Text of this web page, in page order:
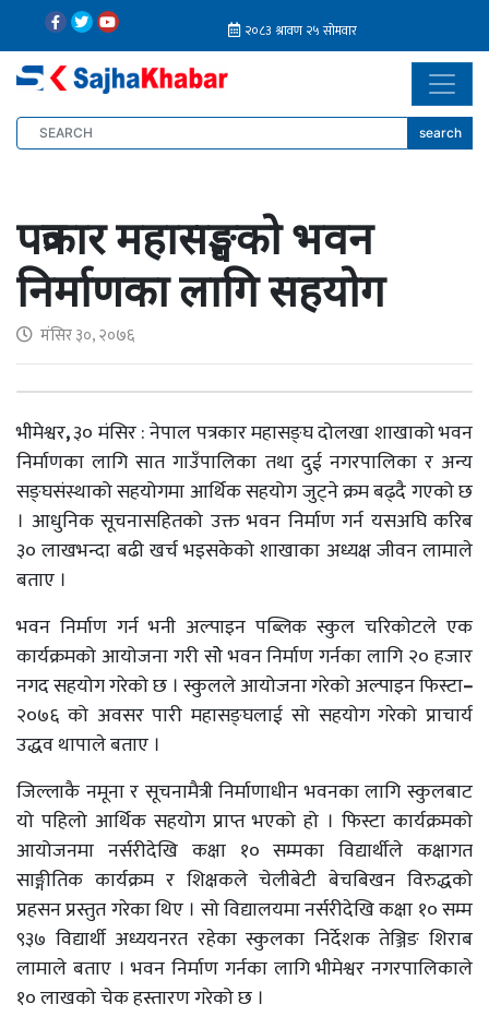
search
पत्रकार महासङ्घको भवन
निर्माणका लागि सहयोग
मंसिर ३०, २०७६
भीमेश्वर,३० मंसिर : नेपाल पत्रकार महासङ्घ दोलखा शाखाको भवन
निर्माणका लागि सात गाउँपालिका तथा दुई नगरपालिका र अन्य
सङ्घसंस्थाको सहयोगमा आर्थिक सहयोग जुट्ने क्रम बढ्दै गएको छ
। आधुनिक सूचनासहितको उक्त भवन निर्माण गर्न यसअघि करिब
३० लाखभन्दा बढी खर्च भइसकेको शाखाका अध्यक्ष जीवन लामाले
बताए ।
भवन निर्माण गर्न भनी अल्पाइन पब्लिक स्कुल चरिकोटले एक
कार्यक्रमको आयोजना गरी सोे भवन निर्माण गर्नका लागि २० हजार
नगद सहयोग गरेको छ । स्कुलले आयोजना गरेको अल्पाइन फिस्टा–
२०७६ को अवसर पारी महासङ्घलाई सो सहयोग गरेको प्राचार्य
उद्धव थापाले बताए ।
जिल्लाकै नमूना र सूचनामैत्री निर्माणाधीन भवनका लागि स्कुलबाट
यो पहिलो आर्थिक सहयोग प्राप्त भएको हो । फिस्टा कार्यक्रमको
आयोजनमा नर्सरीदेखि कक्षा १० सम्मका विद्यार्थीले कक्षागत
साङ्गीतिक कार्यक्रम र शिक्षकले चेलीबेटी बेचबिखन विरुद्धको
प्रहसन प्रस्तुत गरेका थिए । सो विद्यालयमा नर्सरीदेखि कक्षा १० सम्म
९३७ विद्यार्थी अध्ययनरत रहेका स्कुलका निर्देशक तेञ्जिङ शिराब
लामाले बताए । भवन निर्माण गर्नका लागि भीमेश्वर नगरपालिकाले
१० लाखको चेक हस्तारण गरेको छ ।